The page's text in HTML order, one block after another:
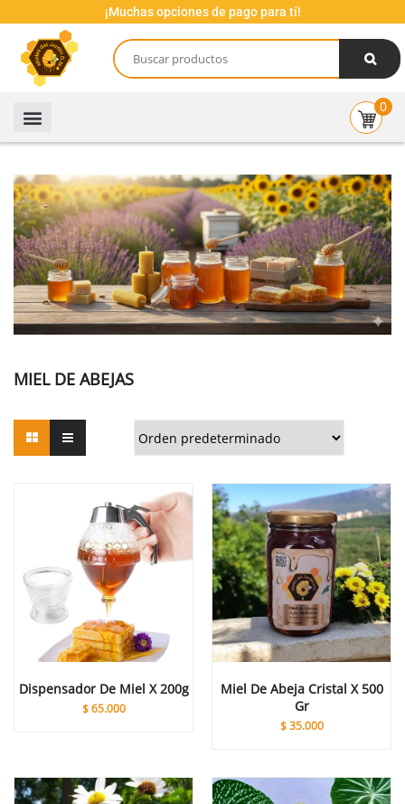
¡Muchas opciones de pago para tí!
0
MIEL DE ABEJAS
Dispensador De Miel X 200g
$65.000
Miel De Abeja Cristal X 500
Gr
$35.000